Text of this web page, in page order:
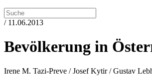
/ 11.06.2013
Bevölkerung in
Irene M. Tazi-Preve / Josef Kytir / Gustav